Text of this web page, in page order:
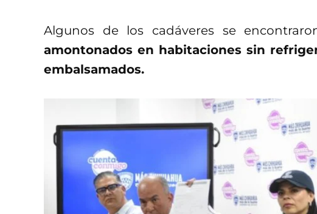
Algunos de los cadáveres se
amontonados en habitaciones sin
embalsamados.